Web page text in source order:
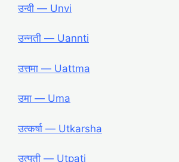
उन्वी ― Unvi
उन्नती ― Uannti
उत्तमा ― Uattma
उमा ― Uma
उत्कर्षा ― Utkarsha
उत्पती ― Utpati